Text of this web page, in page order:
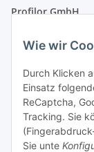
Profilor GmbH
OdF.Platz 2
16775
Telefon: +49 (0)
E-Mail: info (ät)
Wie wir
Durch Klicken
Einsatz
ReCaptcha,
Tracking. Sie
Sie unte